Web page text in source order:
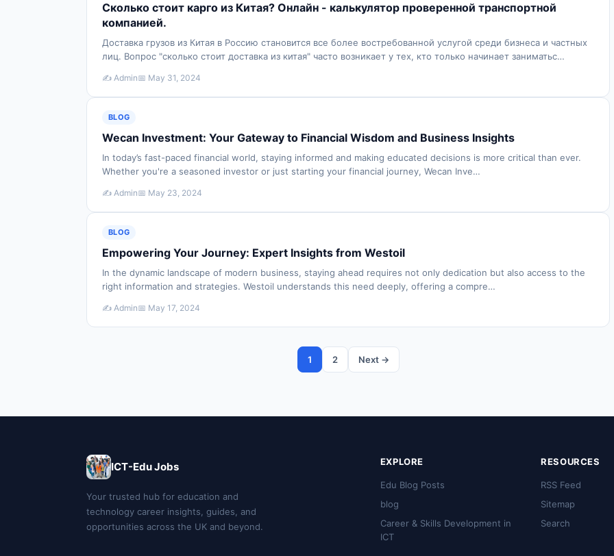
Сколько стоит карго из Китая? Онлайн - калькулятор проверенной транспортной
компанией.
Доставка грузов из Китая в Россию становится все более востребованной услугой среди бизнеса и частных
лиц. Вопрос "сколько стоит доставка из китая" часто возникает у тех, кто только начинает заниматьс…
✍️ Admin📅 May 31, 2024
BLOG
Wecan Investment: Your Gateway to Financial Wisdom and Business Insights
In today’s fast-paced financial world, staying informed and making educated decisions is more critical than ever.
Whether you're a seasoned investor or just starting your financial journey, Wecan Inve…
✍️ Admin📅 May 23, 2024
BLOG
Empowering Your Journey: Expert Insights from Westoil
In the dynamic landscape of modern business, staying ahead requires not only dedication but also access to the
right information and strategies. Westoil understands this need deeply, offering a compre…
✍️ Admin📅 May 17, 2024
1 2 Next →
ICT-Edu Jobs
Your trusted hub for education and
technology career insights, guides, and
opportunities across the UK and beyond.
EXPLORE
Edu Blog Posts
blog
Career & Skills Development in
ICT
RESOURCES
RSS Feed
Sitemap
Search